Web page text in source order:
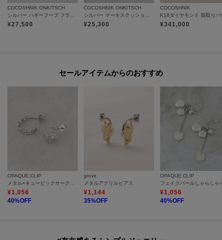
COCOSHNIK ONKITSCH
¥27,500
COCOSHNIK ONKITSCH
¥25,300
COCOSHNIK
¥341,000
セールアイテムからのおすすめ
OPAQUE.CLIP
メタル×キュービックサークルピアス
¥1,056
40%OFF
grove
メタルアクリルピアス
¥1,144
35%OFF
OPAQUE.CLIP
¥1,056
40%OFF